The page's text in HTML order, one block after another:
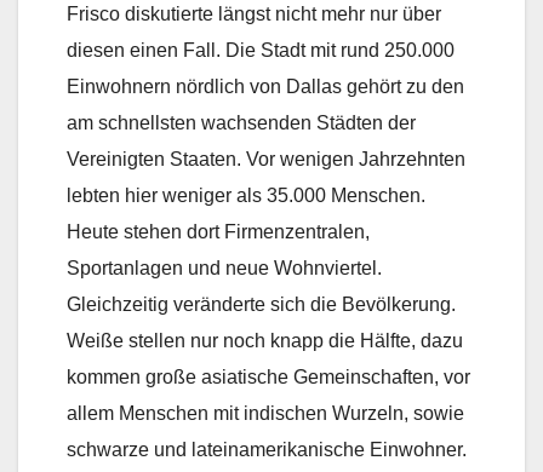
Frisco diskutierte längst nicht mehr nur über
diesen einen Fall. Die Stadt mit rund 250.000
Einwohnern nördlich von Dallas gehört zu den
am schnellsten wachsenden Städten der
Vereinigten Staaten. Vor wenigen Jahrzehnten
lebten hier weniger als 35.000 Menschen.
Heute stehen dort Firmenzentralen,
Sportanlagen und neue Wohnviertel.
Gleichzeitig veränderte sich die Bevölkerung.
Weiße stellen nur noch knapp die Hälfte, dazu
kommen große asiatische Gemeinschaften, vor
allem Menschen mit indischen Wurzeln, sowie
schwarze und lateinamerikanische Einwohner.